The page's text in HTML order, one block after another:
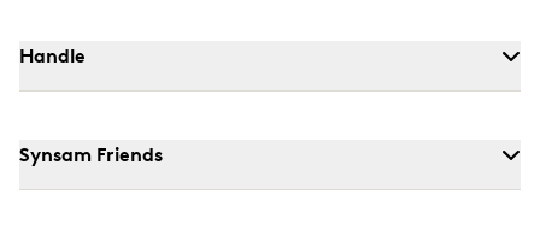
Handle
Synsam Friends